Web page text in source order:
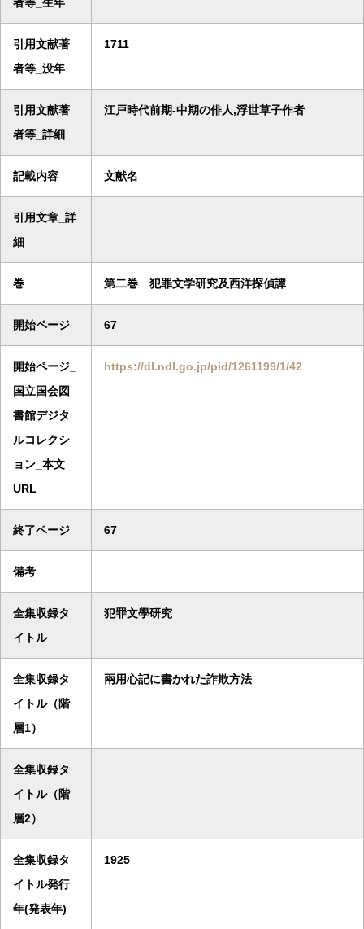
者等_生年
引用文献著
者等_没年
1711
引用文献著
者等_詳細
江戸時代前期-中期の俳人,浮世草子作者
記載内容 文献名
引用文章_詳
細
巻 第二巻 犯罪文学研究及西洋探偵譚
開始ページ 67
開始ページ_
国立国会図
書館デジタ
ルコレクシ
ョン_本文
URL
https://dl.ndl.go.jp/pid/1261199/1/42
終了ページ 67
備考
全集収録タ
イトル
犯罪文學研究
全集収録タ
イトル（階
層1）
兩用心記に書かれた詐欺方法
全集収録タ
イトル（階
層2）
全集収録タ
イトル発行
年(発表年)
1925